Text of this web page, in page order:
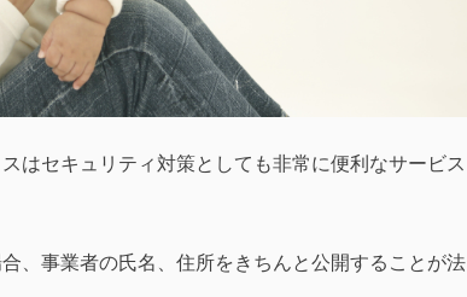
はセキュリティ対策としても非常に便利なサービス
、事業者の氏名、住所をきちんと公開することが法